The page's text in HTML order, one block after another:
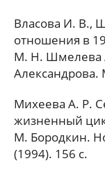
Власова И. В.,
отношения в
М. Н. Шмелева
Александрова.
Михеева А. Р.
жизненный
М. Бородкин.
(1994). 156 с.